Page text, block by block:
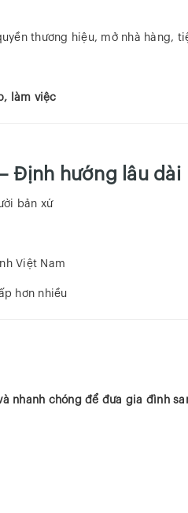
thương hiệu, mở nhà hàng,
làm việc
Định hướng lâu dài
bản xứ
Việt Nam
hơn nhiều
nhanh chóng để đưa gia đình